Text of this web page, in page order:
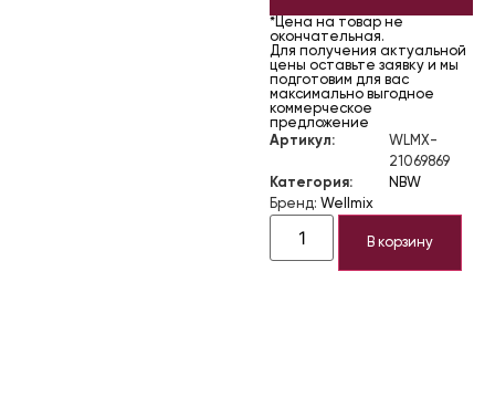
*Цена на товар не
окончательная.
Для получения актуальной
цены оставьте заявку и мы
подготовим для вас
максимально выгодное
коммерческое
предложение
Артикул:
WLMX-
21069869
Категория:
NBW
Бренд: Wellmix
В корзину